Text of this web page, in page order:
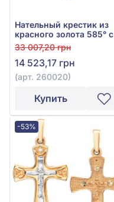
Нательный крестик из
красного золота 585° с
фианитом, арт. 260020
33 007,20 грн
14 523,17 грн
(арт. 260020)
Купить
-53%